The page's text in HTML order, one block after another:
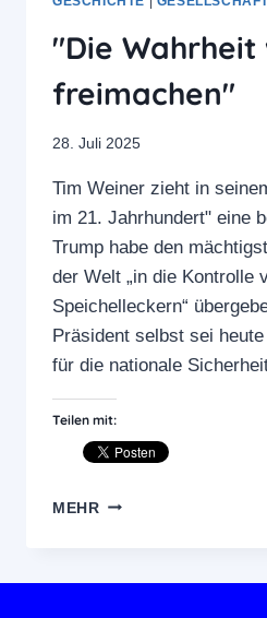
"Die Wahrheit
freimachen"
28. Juli 2025
Tim Weiner zieht in
im 21. Jahrhundert" eine
Trump habe den
der Welt „in die Kontrolle
Speichelleckern“
Präsident selbst sei
für die nationale
Teilen mit:
MEHR"DIE